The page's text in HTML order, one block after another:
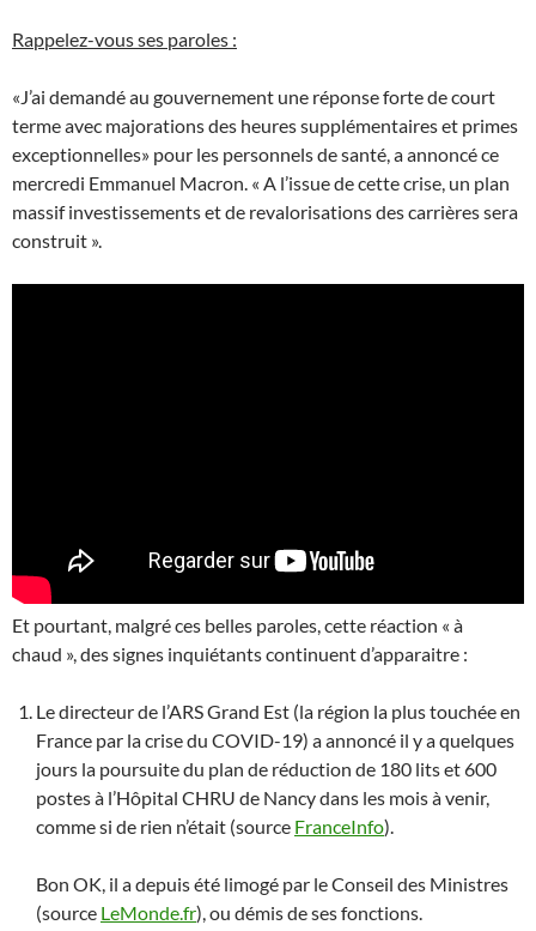
Rappelez-vous ses paroles :
«J’ai demandé au gouvernement une réponse forte de court
terme avec majorations des heures supplémentaires et primes
exceptionnelles» pour les personnels de santé, a annoncé ce
mercredi Emmanuel Macron. « A l’issue de cette crise, un plan
massif investissements et de revalorisations des carrières sera
construit ».
Et pourtant, malgré ces belles paroles, cette réaction « à
chaud », des signes inquiétants continuent d’apparaitre :
Le directeur de l’ARS Grand Est (la région la plus touchée en
France par la crise du COVID-19) a annoncé il y a quelques
jours la poursuite du plan de réduction de 180 lits et 600
postes à l’Hôpital CHRU de Nancy dans les mois à venir,
comme si de rien n’était (source FranceInfo).
Bon OK, il a depuis été limogé par le Conseil des Ministres
(source LeMonde.fr), ou démis de ses fonctions.